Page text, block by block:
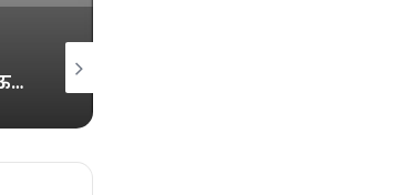
काँग्रेसला दोष देऊ नका, प्रकल्प रद्द करण्याचे धाडस करा आणि बेकायदेशीर कामे थांबवा : युरी